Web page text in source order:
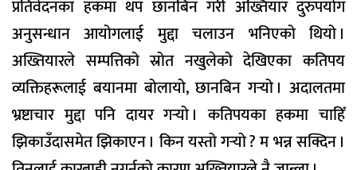
प्रतिवेदनका हकमा थप छानबिन गरी अख्तियार दुरुपयोग
अनुसन्धान आयोगलाई मुद्दा चलाउन भनिएको थियो ।
अख्तियारले सम्पत्तिको स्रोत नखुलेको देखिएका कतिपय
व्यक्तिहरूलाई बयानमा बोलायो, छानबिन गर्‍यो । अदालतमा
भ्रष्टाचार मुद्दा पनि दायर गर्‍यो । कतिपयका हकमा चाहिँ
झिकाउँदासमेत झिकाएन । किन यस्तो गर्‍यो ? म भन्न सक्दिन ।